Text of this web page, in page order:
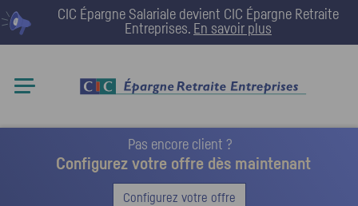
CIC Épargne Salariale devient CIC Épargne Retraite
Entreprises. En savoir plus
Pas encore client ?
Configurez votre offre dès maintenant
Configurez votre offre